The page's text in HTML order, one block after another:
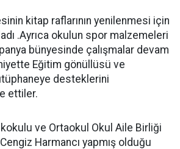
kitap raflarının yenilenmesi için
.Ayrıca okulun spor malzemeleri
bünyesinde çalışmalar devam
Eğitim gönüllüsü ve
desteklerini
ettiler.
ve Ortaokul Okul Aile Birliği
Harmancı yapmış olduğu